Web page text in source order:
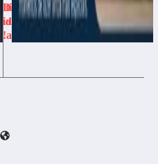
D
ia
!
ti
d
a